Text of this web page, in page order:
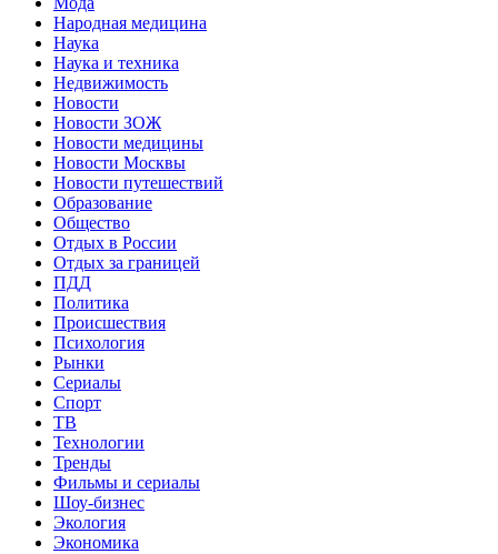
Народная медицина
Наука
Наука и техника
Недвижимость
Новости
Новости ЗОЖ
Новости медицины
Новости Москвы
Новости путешествий
Образование
Общество
Отдых в России
Отдых за границей
ПДД
Политика
Происшествия
Психология
Рынки
Сериалы
Спорт
ТВ
Технологии
Тренды
Фильмы и сериалы
Шоу-бизнес
Экология
Экономика